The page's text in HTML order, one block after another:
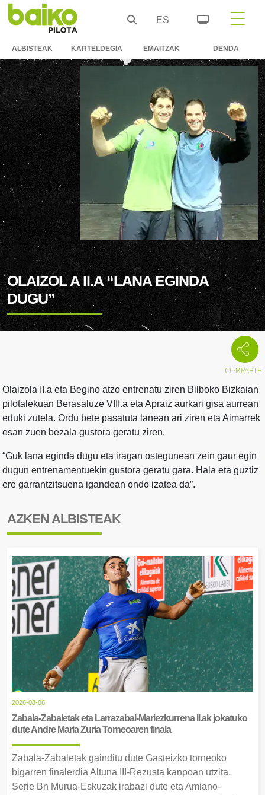
ES
ALBISTEAK KARTELDEGIA EMAITZAK DENDA
OLAIZOL A II.A “LANA EGINDA
DUGU”
Olaizola II.a eta Begino atzo entrenatu ziren Bilboko Bizkaian
pilotalekuan Berasaluze VIII.a eta Apraiz aurkari gisa aurrean
eduki zutela. Ordu bete pasatuta lanean ari ziren eta Aimarrek
esan zuen bezala gustora geratu ziren.
“Guk lana eginda dugu eta iragan ostegunean zein gaur egin
dugun entrenamentuekin gustora geratu gara. Hala eta guztiz
ere garrantzitsuena igandean ondo izatea da”.
AZKEN ALBISTEAK
2026-08-06
Zabala-Zabaletak eta Larrazabal-Mariezkurrena II.ak jokatuko
dute Andre Maria Zuria Torneoaren finala
Zabala-Zabaletak gainditu dute Gasteizko torneoko
bigarren finalerdia Altuna III-Rezusta kanpoan utzita.
Serie Bn Murua-Eskuzak irabazi dute eta Amiano-